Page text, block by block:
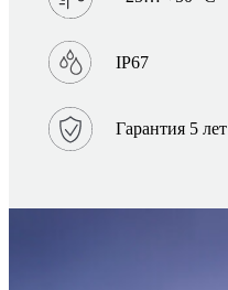
IP67
Гарантия 5 лет